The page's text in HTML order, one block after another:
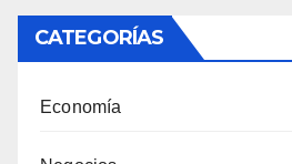
CATEGORÍAS
Economía